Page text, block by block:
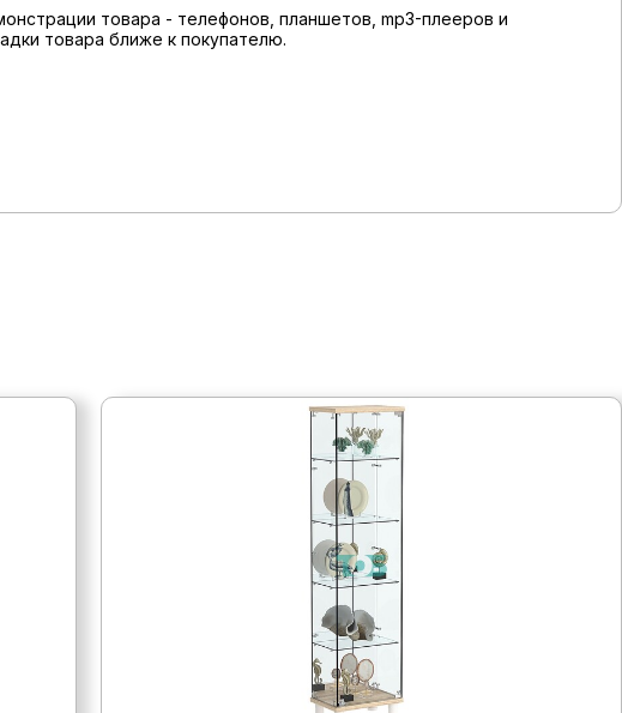
товара - телефонов, планшетов, mp3-плееров и
товара ближе к покупателю.